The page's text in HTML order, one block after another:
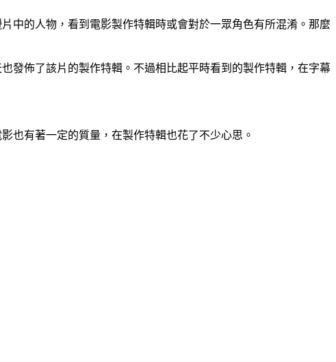
中的人物，看到電影製作特輯時或會對於一眾角色有所混淆。那麼
發佈了該片的製作特輯。不過相比起平時看到的製作特輯，在字幕
也有著一定的質量，在製作特輯也花了不少心思。